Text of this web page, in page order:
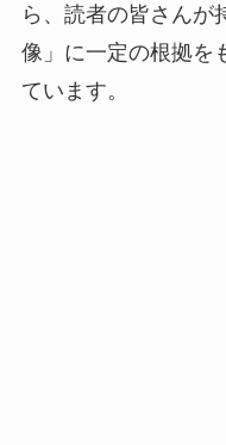
ら、読者の皆さんが
像」に一定の根拠を
ています。